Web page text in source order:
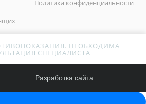
Политика конфиденциальности
НЕОБХОДИМА
СПЕЦИАЛИСТА
Разработка сайта